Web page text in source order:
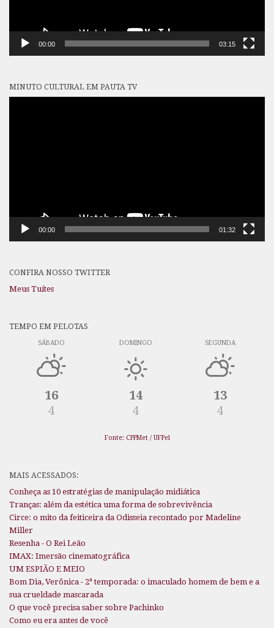
00:00 03:15
MINUTO CULTURAL EM PAUTA TV
00:00 01:32
CONFIRA NOSSO TWITTER
Meus Tuítes
TEMPO EM PELOTAS
SÁBADO
16
4
DOMINGO
14
4
SEGUNDA
13
4
Fonte: CPPMet / UFPel
MAIS ACESSADOS:
Conheça as 10 estratégias de manipulação midiática
Tranças: além da estética uma forma de sobrevivência
Circe: o mito da feiticeira da Odisseia recontado por Madeline
Miller
Resenha - O Rei Leão
IMAX: Imersão cinematográfica
UM ESPIÃO E MEIO
Bom Dia, Verônica - 2ª temporada: o imaculado homem de bem e a
sua crueldade mascarada
O que você precisa saber sobre Pachinko
Como eu era antes de você